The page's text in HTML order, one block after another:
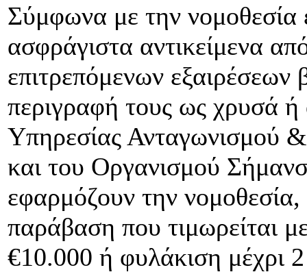
Σύμφωνα με την νομοθεσία
ασφράγιστα αντικείμενα
επιτρεπόμενων
περιγραφή τους ως χρυσά ή
Υπηρεσίας Ανταγωνισμού
και του Οργανισμού
εφαρμόζουν την
παράβαση που τιμωρείται
€10.000 ή φυλάκιση μέχρι